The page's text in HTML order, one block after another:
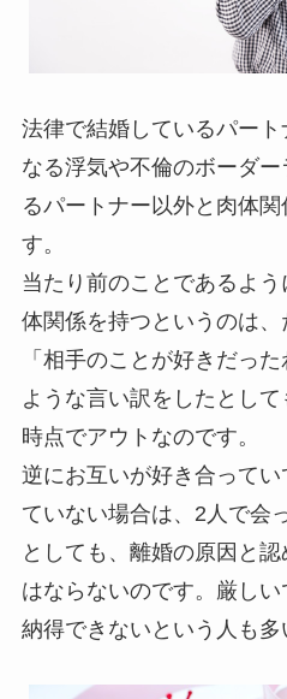
法律で結婚しているパー
なる浮気や不倫のボーダ
るパートナー以外と肉体
す。
当たり前のことであるよ
体関係を持つというのは
「相手のことが好きだっ
ような言い訳をしたとし
時点でアウトなのです。
逆にお互いが好き合って
ていない場合は、2人で会
としても、離婚の原因と
はならないのです。厳し
納得できないという人も多